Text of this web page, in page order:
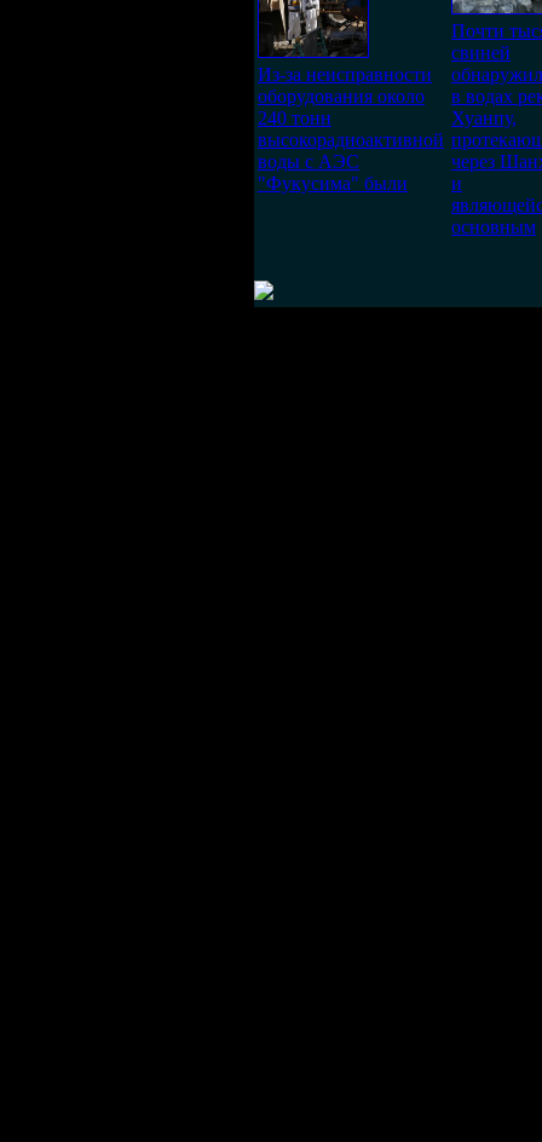
Из-за неисправности
оборудования около
240 тонн
высокорадиоактивной
воды с АЭС
"Фукусима" были
Почти
свиней
в водах
Хуанпу,
через
и
основным